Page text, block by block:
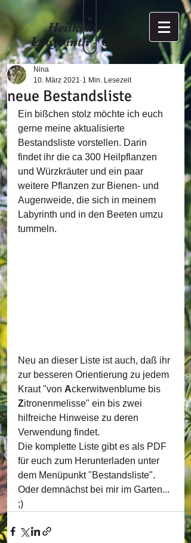
Heilkräuter -
Labyrinth - Garten
>
neue Bestandsliste
Nina
10. März 2021 1 Min. Lesezeit
Ein bißchen stolz möchte ich euch
gerne meine aktualisierte
Bestandsliste vorstellen. Darin
findet ihr die ca 300 Heilpflanzen
und Würzkräuter und ein paar
weitere Pflanzen zur Bienen- und
Augenweide, die sich in meinem
Labyrinth und in den Beeten umzu
tummeln.
Neu an dieser Liste ist auch, daß ihr
zur besseren Orientierung zu jedem
Kraut "von Ackerwitwenblume bis
Zitronenmelisse" ein bis zwei
hilfreiche Hinweise zu deren
Verwendung findet.
Die komplette Liste gibt es als PDF
für euch zum Herunterladen unter
dem Menüpunkt "Bestandsliste".
Oder demnächst bei mir im Garten...
;)